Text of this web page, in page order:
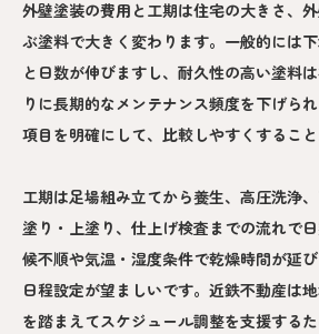
外壁塗装の費用と工期は住宅の大きさ、
ぶ塗料で大きく変わります。一般的には
と日数が伸びますし、耐久性の高い塗料
りに長期的なメンテナンス頻度を下げら
項目を明確にして、比較しやすくすること
工期は足場組み立てから養生、高圧洗浄
塗り・上塗り、仕上げ検査までの流れで
候不順や気温・湿度条件で乾燥時間が延
日程設定が望ましいです。近鉄不動産は
を踏まえてスケジュール調整を支援する